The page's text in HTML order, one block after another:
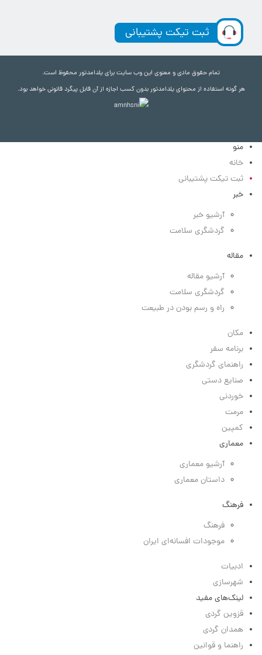
ثبت تیکت پشتیبانی
تمام حقوق مادی و معنوی این وب سایت برای یلدامدتور محفوظ است.
هر گونه استفاده از محتوای یلدامدتور بدون کسب اجازه از آن قابل پیگرد قانونی خواهد بود.
منو
خانه
ثبت تیکت پشتیبانی
خبر
آرشیو خبر
گردشگری سلامت
مقاله
آرشیو مقاله
گردشگری سلامت
راه و رسم بودن در طبیعت
مکان
برنامه سفر
راهنمای گردشگری
صنایع دستی
خوردنی
مرمت
کمپین
معماری
آرشیو معماری
داستان معماری
فرهنگ
فرهنگ
موجودات افسانه‌ای ایران
ادبیات
شهرسازی
لینک‌های مفید
قزوین گردی
همدان گردی
راهنما و قوانین